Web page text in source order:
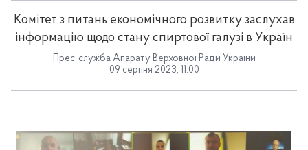
Комітет з питань економічного розвитку заслухав
інформацію щодо стану спиртової галузі в Україн
Прес-служба Апарату Верховної Ради України
09 серпня 2023, 11:00